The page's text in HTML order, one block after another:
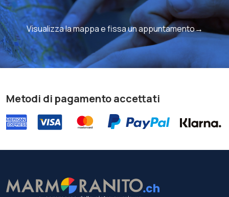
Visualizza la mappa e fissa un appuntamento→
Metodi di pagamento accettati